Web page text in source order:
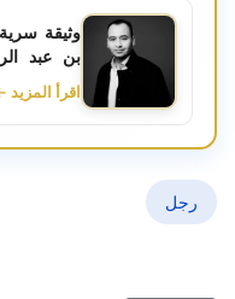
وثيقة
بن عبد
قطري
اقرأ المزيد
رجل